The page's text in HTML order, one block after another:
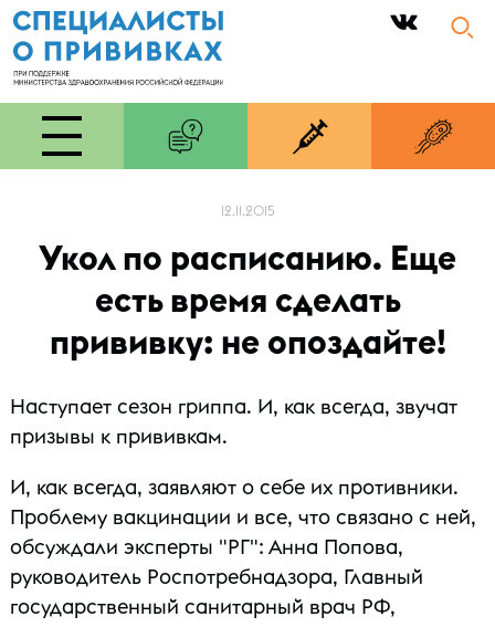
|
12.11.2015
Укол по расписанию. Еще
есть время сделать
прививку: не опоздайте!
Наступает сезон гриппа. И, как всегда, звучат
призывы к прививкам.
И, как всегда, заявляют о себе их противники.
Проблему вакцинации и все, что связано с ней,
обсуждали эксперты "РГ": Анна Попова,
руководитель Роспотребнадзора, Главный
государственный санитарный врач РФ,